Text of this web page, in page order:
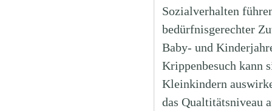
Sozialverhalten
bedürfnisgerechter
Baby- und
Krippenbesuch kann
Kleinkindern
das Qualtitätsniveau